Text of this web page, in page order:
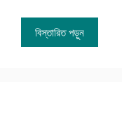
বিস্তারিত পড়ুন